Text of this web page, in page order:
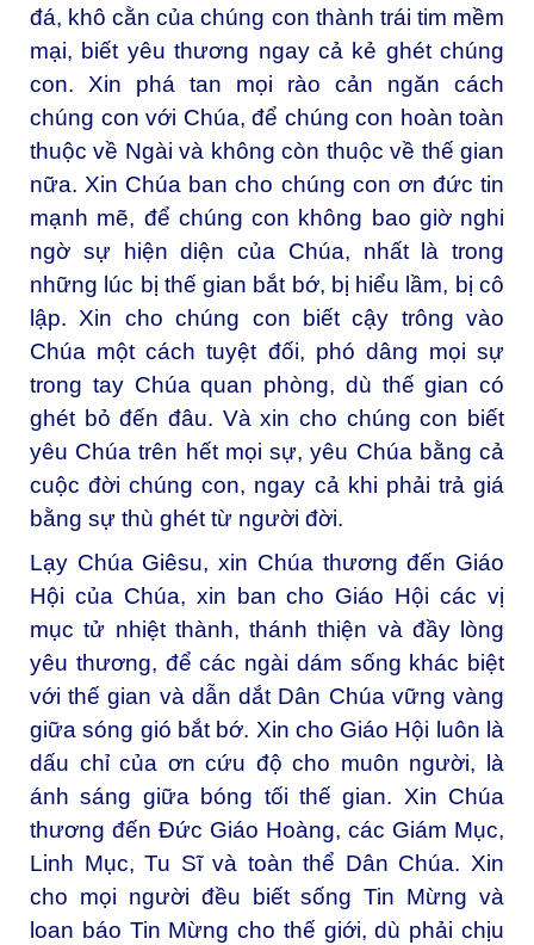
đá, khô cằn của chúng con thành trái tim mềm
mại, biết yêu thương ngay cả kẻ ghét chúng
con. Xin phá tan mọi rào cản ngăn cách
chúng con với Chúa, để chúng con hoàn toàn
thuộc về Ngài và không còn thuộc về thế gian
nữa. Xin Chúa ban cho chúng con ơn đức tin
mạnh mẽ, để chúng con không bao giờ nghi
ngờ sự hiện diện của Chúa, nhất là trong
những lúc bị thế gian bắt bớ, bị hiểu lầm, bị cô
lập. Xin cho chúng con biết cậy trông vào
Chúa một cách tuyệt đối, phó dâng mọi sự
trong tay Chúa quan phòng, dù thế gian có
ghét bỏ đến đâu. Và xin cho chúng con biết
yêu Chúa trên hết mọi sự, yêu Chúa bằng cả
cuộc đời chúng con, ngay cả khi phải trả giá
bằng sự thù ghét từ người đời.
Lạy Chúa Giêsu, xin Chúa thương đến Giáo
Hội của Chúa, xin ban cho Giáo Hội các vị
mục tử nhiệt thành, thánh thiện và đầy lòng
yêu thương, để các ngài dám sống khác biệt
với thế gian và dẫn dắt Dân Chúa vững vàng
giữa sóng gió bắt bớ. Xin cho Giáo Hội luôn là
dấu chỉ của ơn cứu độ cho muôn người, là
ánh sáng giữa bóng tối thế gian. Xin Chúa
thương đến Đức Giáo Hoàng, các Giám Mục,
Linh Mục, Tu Sĩ và toàn thể Dân Chúa. Xin
cho mọi người đều biết sống Tin Mừng và
loan báo Tin Mừng cho thế giới, dù phải chịu